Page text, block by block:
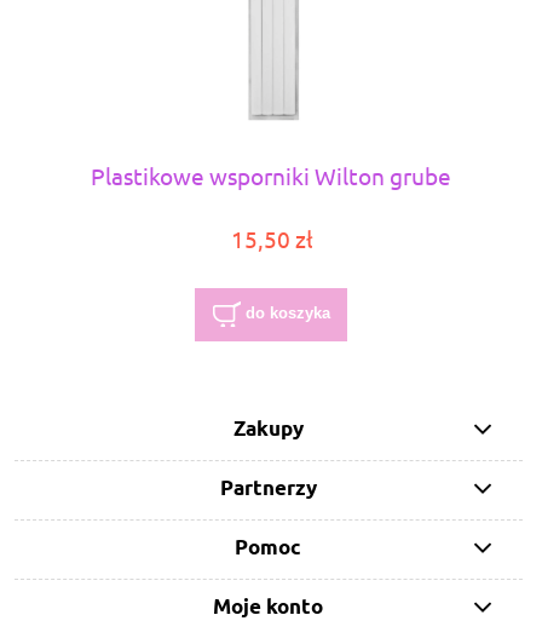
Plastikowe wsporniki Wilton grube
15,50 zł
do koszyka
Zakupy
Partnerzy
Pomoc
Moje konto